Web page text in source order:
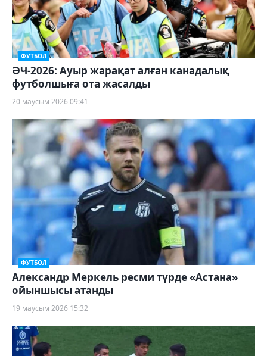
ФУТБОЛ
ӘЧ-2026: Ауыр жарақат алған канадалық
футболшыға ота жасалды
20 маусым 2026 09:41
ФУТБОЛ
Александр Меркель ресми түрде «Астана»
ойыншысы атанды
19 маусым 2026 15:32